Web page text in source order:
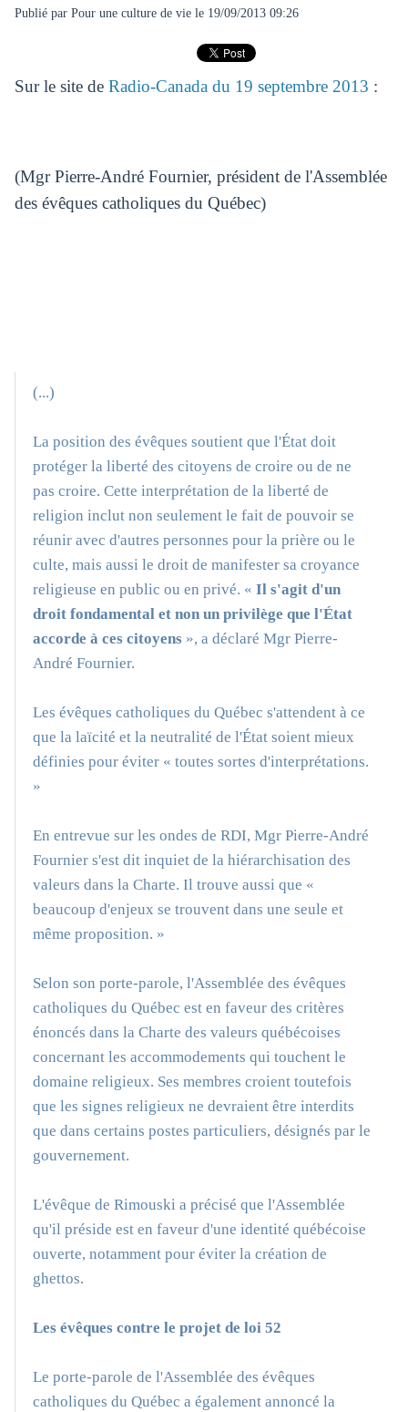
Publié par Pour une culture de viele 19/09/2013 09:26
Sur le site de Radio-Canada du 19 septembre 2013 :
(Mgr Pierre-André Fournier, président de l'Assemblée
des évêques catholiques du Québec)
(...)
La position des évêques soutient que l'État doit
protéger la liberté des citoyens de croire ou de ne
pas croire. Cette interprétation de la liberté de
religion inclut non seulement le fait de pouvoir se
réunir avec d'autres personnes pour la prière ou le
culte, mais aussi le droit de manifester sa croyance
religieuse en public ou en privé. «Il s'agit d'un
droit fondamental et non un privilège que l'État
accorde à ces citoyens », a déclaré Mgr Pierre-
André Fournier.
Les évêques catholiques du Québec s'attendent à ce
que la laïcité et la neutralité de l'État soient mieux
définies pour éviter « toutes sortes d'interprétations.
»
En entrevue sur les ondes de RDI, Mgr Pierre-André
Fournier s'est dit inquiet de la hiérarchisation des
valeurs dans la Charte. Il trouve aussi que «
beaucoup d'enjeux se trouvent dans une seule et
même proposition. »
Selon son porte-parole, l'Assemblée des évêques
catholiques du Québec est en faveur des critères
énoncés dans la Charte des valeurs québécoises
concernant les accommodements qui touchent le
domaine religieux. Ses membres croient toutefois
que les signes religieux ne devraient être interdits
que dans certains postes particuliers, désignés par le
gouvernement.
L'évêque de Rimouski a précisé que l'Assemblée
qu'il préside est en faveur d'une identité québécoise
ouverte, notamment pour éviter la création de
ghettos.
Les évêques contre le projet de loi 52
Le porte-parole de l'Assemblée des évêques
catholiques du Québec a également annoncé la